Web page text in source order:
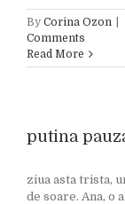
By Corina Ozon
Comments
Read More
putina
ziua asta trista,
de soare. Ana, o